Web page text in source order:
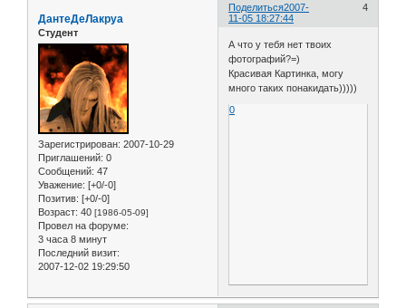
Поделиться 4
2007-
11-05 18:27:44
ДантеДеЛакруа
Студент
Зарегистрирован: 2007-10-29
Приглашений: 0
Сообщений: 47
Уважение: [+0/-0]
Позитив: [+0/-0]
Возраст: 40 [1986-05-09]
Провел на форуме:
3 часа 8 минут
Последний визит:
2007-12-02 19:29:50
А что у тебя нет твоих
фотографий?=)
Красивая Картинка, могу
много таких понакидать)))))
0